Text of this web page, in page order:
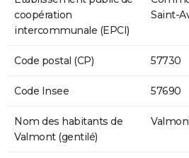
coopération
intercommunale (EPCI)
Saint-
Code postal (CP) 57730
Code Insee 57690
Nom des habitants de
Valmont (gentilé)